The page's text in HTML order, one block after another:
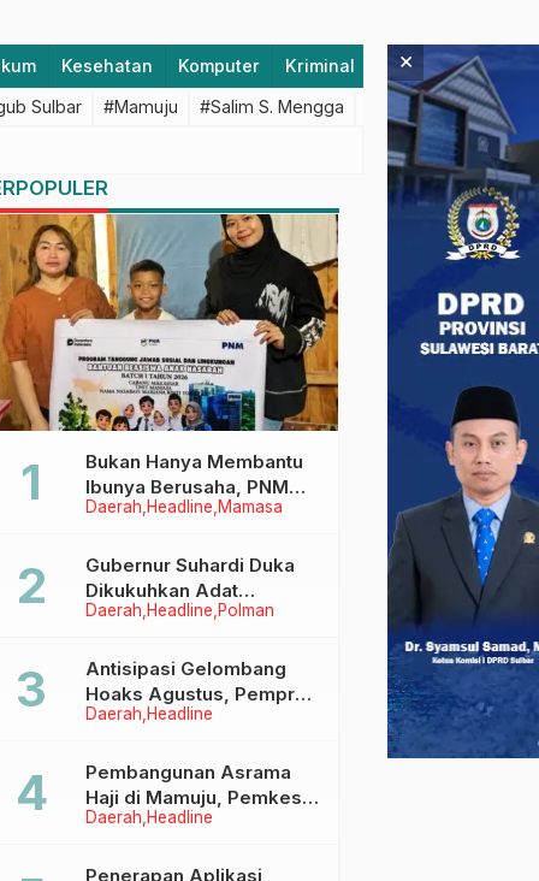
Kesehatan Komputer Kriminal Lifestyle
Sulbar #Mamuju #Salim S. Mengga #featured #Polda
Daerah Headline Mamasa
Bukan Hanya Membantu
Ibunya Berusaha, PNM
Juga Menjaga Mimpi
Menggapai Cita-Cita
Daerah Headline Polman
Gubernur Suhardi Duka
Dikukuhkan Adat
Balanipa, Raih Gelar Sulo
Daerah Headline
Antisipasi Gelombang
Hoaks Agustus, Pemprov
Sulbar Ajak Warga Jaga
Daerah Headline
Pembangunan Asrama
Haji di Mamuju, Pemkesra
dan Kementerian Haji
Penerapan Aplikasi
×